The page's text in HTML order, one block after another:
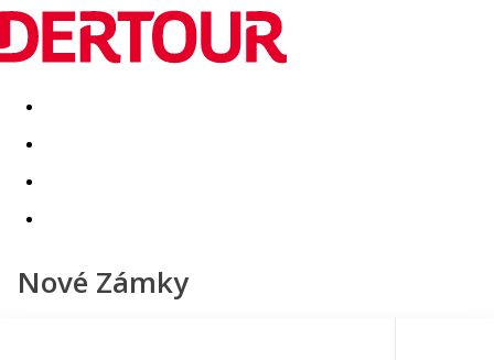
Destinatii Vacanta perfecta OFERTE DE NERATAT
Nové Zámky